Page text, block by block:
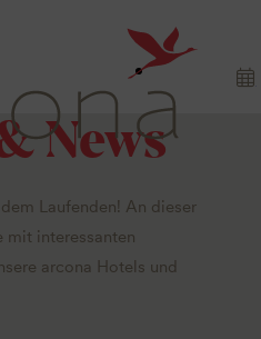
News
Laufenden! An dieser
mit interessanten
arcona Hotels und